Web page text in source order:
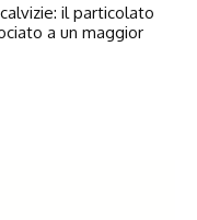
il particolato
a un maggior